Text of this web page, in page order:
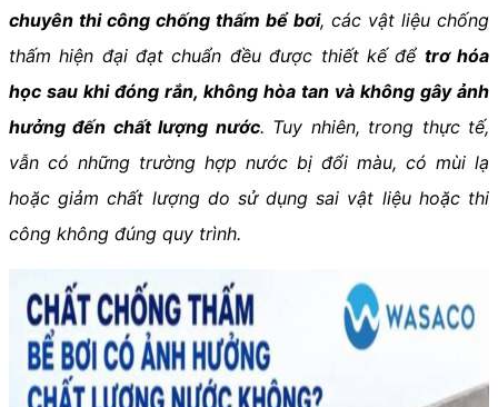
chuyên thi công chống thấm bể bơi, các vật liệu chống
thấm hiện đại đạt chuẩn đều được thiết kế để trơ hóa
học sau khi đóng rắn, không hòa tan và không gây ảnh
hưởng đến chất lượng nước. Tuy nhiên, trong thực tế,
vẫn có những trường hợp nước bị đổi màu, có mùi lạ
hoặc giảm chất lượng do sử dụng sai vật liệu hoặc thi
công không đúng quy trình.